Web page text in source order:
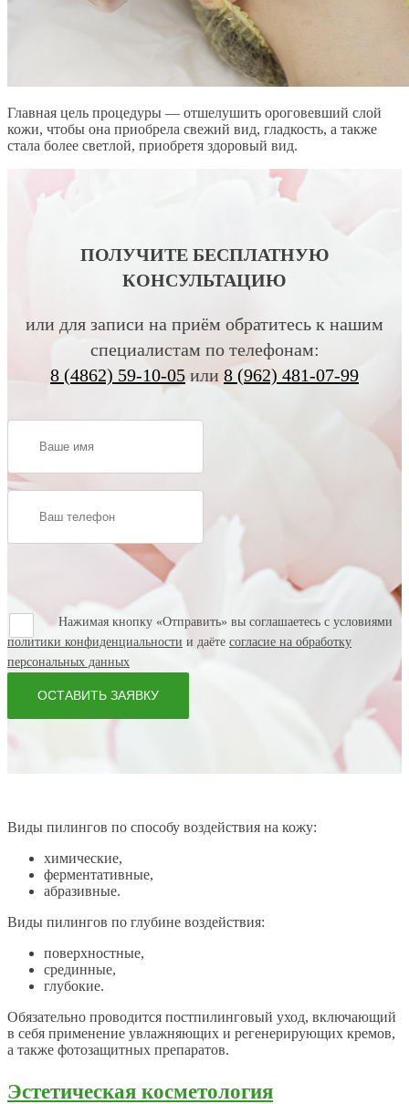
Главная цель процедуры — отшелушить ороговевший слой
кожи, чтобы она приобрела свежий вид, гладкость, а также
стала более светлой, приобретя здоровый вид.
ПОЛУЧИТЕ БЕСПЛАТНУЮ
КОНСУЛЬТАЦИЮ
или для записи на приём обратитесь к нашим
специалистам по телефонам:
8 (4862) 59-10-05 или 8 (962) 481-07-99
Нажимая кнопку «Отправить» вы соглашаетесь с условиями
политики конфиденциальности и даёте согласие на обработку
персональных данных
ОСТАВИТЬ ЗАЯВКУ
Виды пилингов по способу воздействия на кожу:
химические,
ферментативные,
абразивные.
Виды пилингов по глубине воздействия:
поверхностные,
срединные,
глубокие.
Обязательно проводится постпилинговый уход, включающий
в себя применение увлажняющих и регенерирующих кремов,
а также фотозащитных препаратов.
Эстетическая косметология